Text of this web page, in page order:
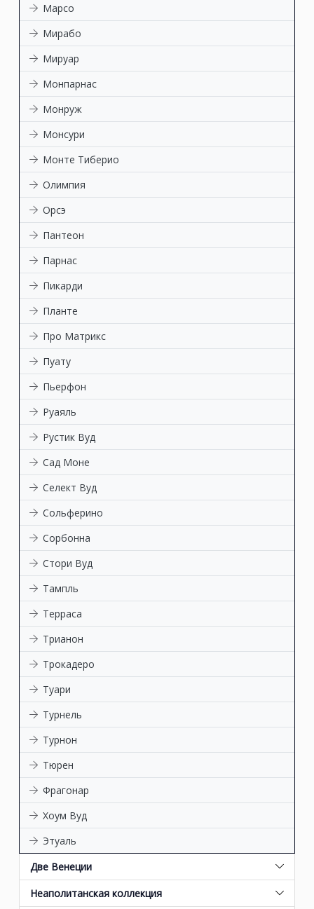
Марсо
Мирабо
Мируар
Монпарнас
Монруж
Монсури
Монте Тиберио
Олимпия
Орсэ
Пантеон
Парнас
Пикарди
Планте
Про Матрикс
Пуату
Пьерфон
Руаяль
Рустик Вуд
Сад Моне
Селект Вуд
Сольферино
Сорбонна
Стори Вуд
Тампль
Терраса
Трианон
Трокадеро
Туари
Турнель
Турнон
Тюрен
Фрагонар
Хоум Вуд
Этуаль
Две Венеции
Неаполитанская коллекция